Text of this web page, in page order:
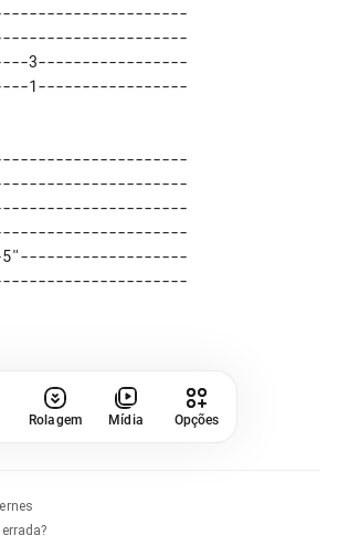
3-----------------
Rolagem Mídia Opções